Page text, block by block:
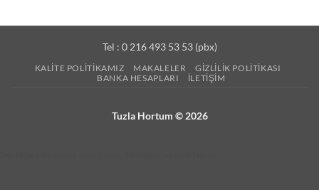
Tel : 0 216 493 53 53 (pbx)
KALITE POLITIKAMIZ MAKALELER
GIZLILIK POLITIKASI
BANKA HESAPLARI
İLETIŞIM
Tuzla Hortum © 2026